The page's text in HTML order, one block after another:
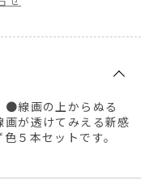
●線画の上からぬる
画が透けてみえる新感
５本セットです。